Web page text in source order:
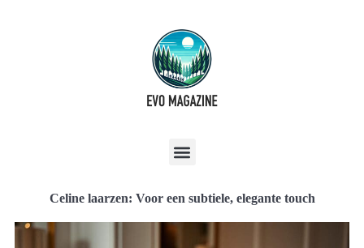
Celine laarzen: Voor een subtiele, elegante touch